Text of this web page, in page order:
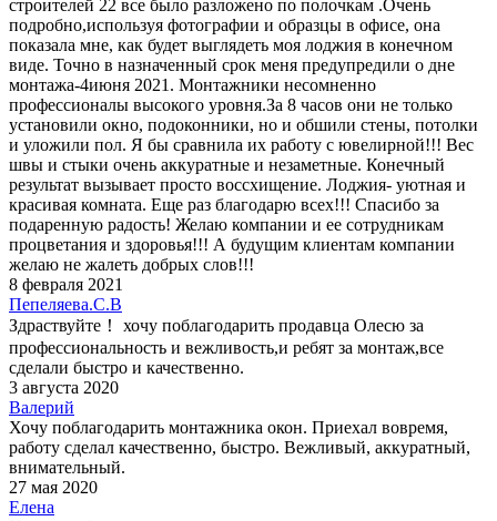
строителей 22 все было разложено по полочкам .Очень
подробно,используя фотографии и образцы в офисе, она
показала мне, как будет выглядеть моя лоджия в конечном
виде. Точно в назначенный срок меня предупредили о дне
монтажа-4июня 2021. Монтажники несомненно
профессионалы высокого уровня.За 8 часов они не только
установили окно, подоконники, но и обшили стены, потолки
и уложили пол. Я бы сравнила их работу с ювелирной!!! Вес
швы и стыки очень аккуратные и незаметные. Конечный
результат вызывает просто воссхищение. Лоджия- уютная и
красивая комната. Еще раз благодарю всех!!! Спасибо за
подаренную радость! Желаю компании и ее сотрудникам
процветания и здоровья!!! А будущим клиентам компании
желаю не жалеть добрых слов!!!
8 февраля 2021
Пепеляева.С.В
Здраствуйте！ хочу поблагодарить продавца Олесю за
профессиональность и вежливость,и ребят за монтаж,все
сделали быстро и качественно.
3 августа 2020
Валерий
Хочу поблагодарить монтажника окон. Приехал вовремя,
работу сделал качественно, быстро. Вежливый, аккуратный,
внимательный.
27 мая 2020
Елена